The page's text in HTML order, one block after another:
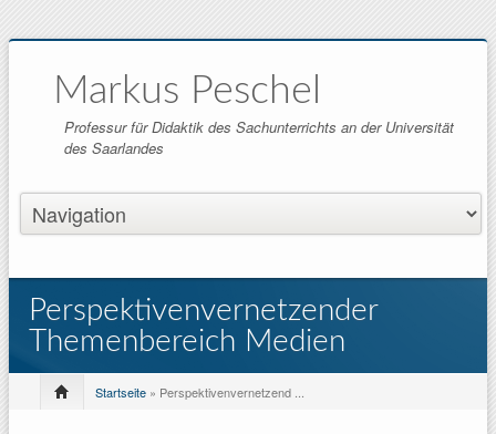
Markus Peschel
Professur für Didaktik des Sachunterrichts an der Universität
des Saarlandes
Perspektivenvernetzender
Themenbereich Medien
Startseite » Perspektivenvernetzend ...